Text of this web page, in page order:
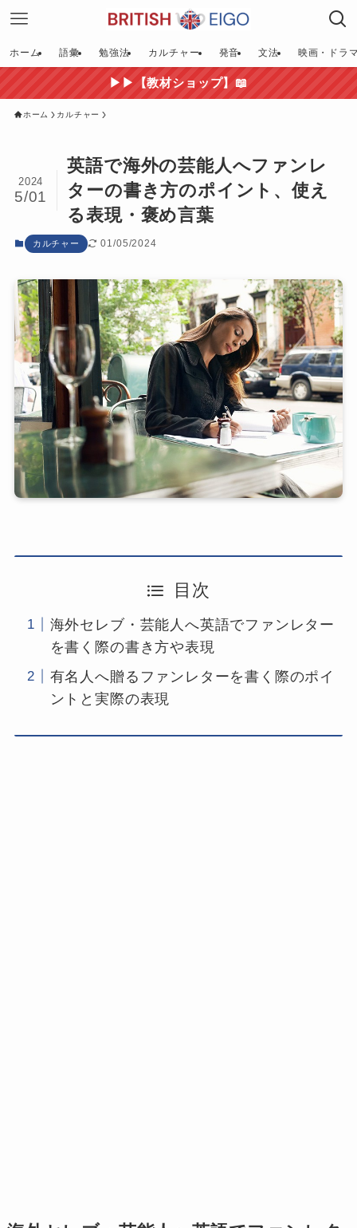
ホーム 語彙 勉強法 カルチャー 発音 文法 映画・ドラ
▶▶【教材ショップ】📖
ホーム カルチャー
英語で海外の芸能人へファンレ
ターの書き方のポイント、使え
る表現・褒め言葉
2024
5/01
カルチャー 01/05/2024
目次
海外セレブ・芸能人へ英語でファンレター
を書く際の書き方や表現
有名人へ贈るファンレターを書く際のポイ
ントと実際の表現